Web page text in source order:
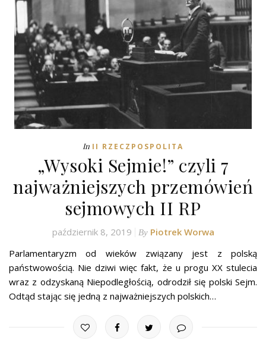
In II RZECZPOSPOLITA
„Wysoki Sejmie!” czyli 7
najważniejszych przemówień
sejmowych II RP
październik 8, 2019 By Piotrek Worwa
Parlamentaryzm od wieków związany jest z polską
państwowością. Nie dziwi więc fakt, że u progu XX stulecia
wraz z odzyskaną Niepodległością, odrodził się polski Sejm.
Odtąd stając się jedną z najważniejszych polskich…